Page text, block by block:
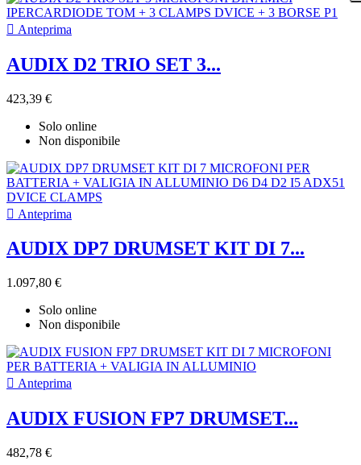
 Anteprima
AUDIX D2 TRIO SET 3...
423,39 €
Solo online
Non disponibile
 Anteprima
AUDIX DP7 DRUMSET KIT DI 7...
1.097,80 €
Solo online
Non disponibile
 Anteprima
AUDIX FUSION FP7 DRUMSET...
482,78 €